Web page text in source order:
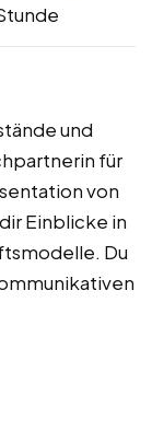
und
für
von
Einblicke in
Du